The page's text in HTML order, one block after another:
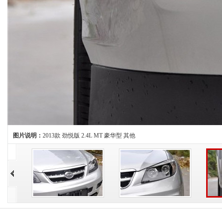
图片说明： 2013款 劲悦版 2.4L MT 豪华型 其他